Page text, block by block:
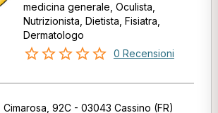
medicina generale, Oculista,
Nutrizionista, Dietista, Fisiatra,
Dermatologo
0 Recensioni
Cimarosa, 92C - 03043 Cassino (FR)